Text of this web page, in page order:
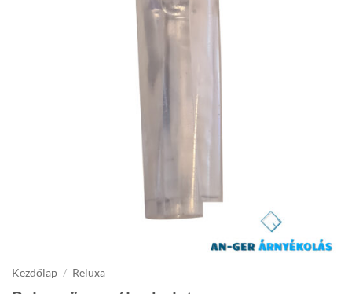
Kezdőlap / Reluxa